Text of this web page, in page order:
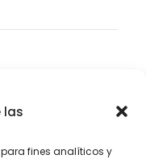
las
fines analíticos y